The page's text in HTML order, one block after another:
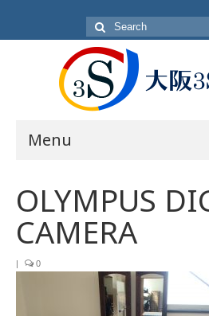
Search
for:
Menu
方針・概要
活動内容
OLYMPUS
CAMERA
| 0